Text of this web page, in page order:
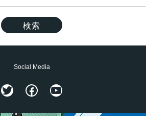
Social Media
TwitterFacebook
YouTube